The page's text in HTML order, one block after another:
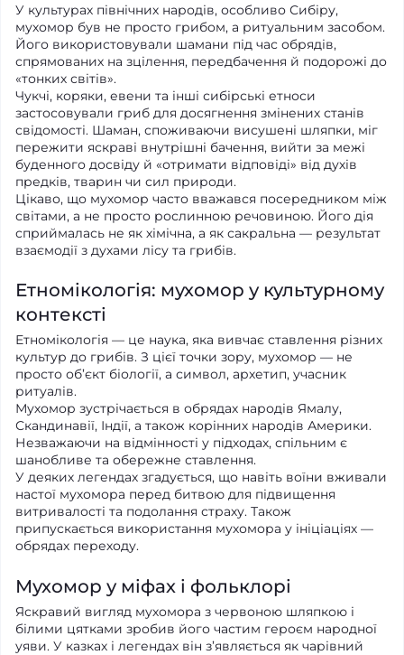
У культурах північних народів, особливо Сибіру,
мухомор був не просто грибом, а ритуальним засобом.
Його використовували шамани під час обрядів,
спрямованих на зцілення, передбачення й подорожі до
«тонких світів».
Чукчі, коряки, евени та інші сибірські етноси
застосовували гриб для досягнення змінених станів
свідомості. Шаман, споживаючи висушені шляпки, міг
пережити яскраві внутрішні бачення, вийти за межі
буденного досвіду й «отримати відповіді» від духів
предків, тварин чи сил природи.
Цікаво, що мухомор часто вважався посередником між
світами, а не просто рослинною речовиною. Його дія
сприймалась не як хімічна, а як сакральна — результат
взаємодії з духами лісу та грибів.
Етномікологія: мухомор у культурному
контексті
Етномікологія — це наука, яка вивчає ставлення різних
культур до грибів. З цієї точки зору, мухомор — не
просто об’єкт біології, а символ, архетип, учасник
ритуалів.
Мухомор зустрічається в обрядах народів Ямалу,
Скандинавії, Індії, а також корінних народів Америки.
Незважаючи на відмінності у підходах, спільним є
шанобливе та обережне ставлення.
У деяких легендах згадується, що навіть воїни вживали
настої мухомора перед битвою для підвищення
витривалості та подолання страху. Також
припускається використання мухомора у ініціаціях —
обрядах переходу.
Мухомор у міфах і фольклорі
Яскравий вигляд мухомора з червоною шляпкою і
білими цятками зробив його частим героєм народної
уяви. У казках і легендах він з’являється як чарівний